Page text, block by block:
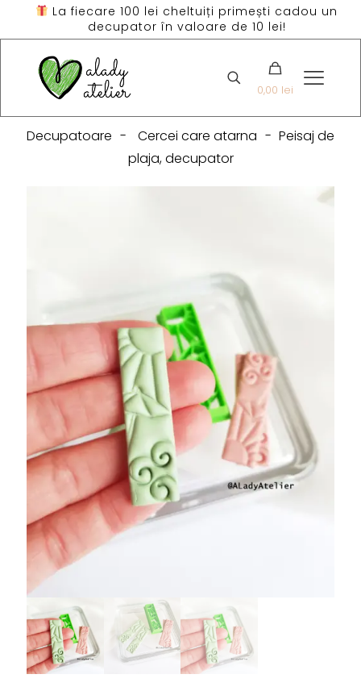
La fiecare 100 lei cheltuiți primești cadou un
decupator în valoare de 10 lei!
0,00 lei
Decupatoare - Cercei care atarna - Peisaj de
plaja, decupator